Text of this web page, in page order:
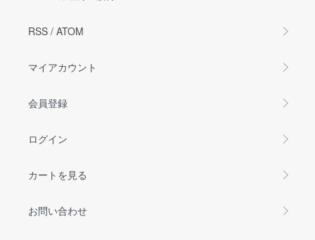
RSS / ATOM
マイアカウント
会員登録
ログイン
カートを見る
お問い合わせ